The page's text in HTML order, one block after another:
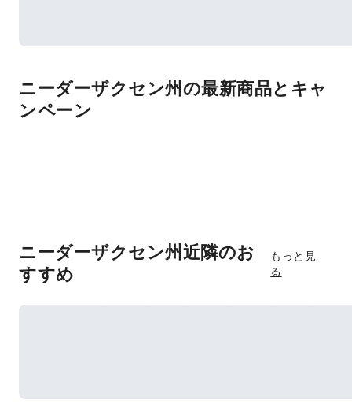
ニーダーザクセン州の最新商品とキャ
ンペーン
ニーダーザクセン州近隣のお
すすめ
もっと見
る